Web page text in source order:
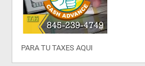
PARA TU TAXES AQUI